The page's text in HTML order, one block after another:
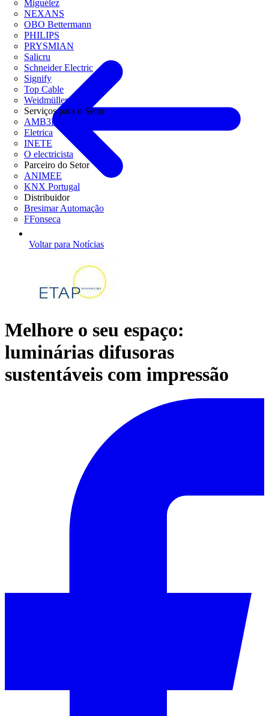
Miguélez
NEXANS
OBO Bettermann
PHILIPS
PRYSMIAN
Salicru
Schneider Electric
Signify
Top Cable
Weidmüller
Serviços para o Setor
AMB3E
Eletrica
INETE
O electricista
Parceiro do Setor
ANIMEE
KNX Portugal
Distribuidor
Bresimar Automação
FFonseca
Voltar para Notícias
Melhore o seu espaço:
luminárias difusoras
sustentáveis com impressão